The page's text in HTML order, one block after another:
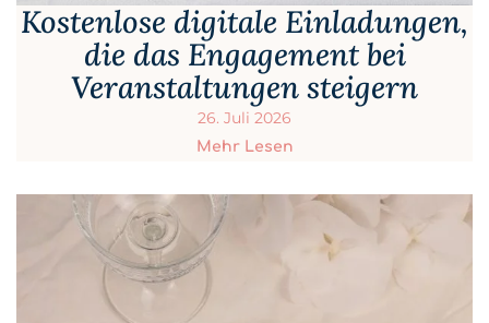
Kostenlose digitale Einladungen,
die das Engagement bei
Veranstaltungen steigern
26. Juli 2026
Mehr Lesen